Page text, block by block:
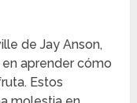
de Jay Anson,
aprender cómo
Estos